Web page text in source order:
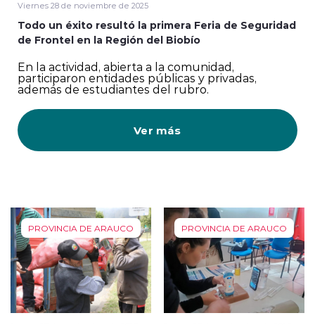
Viernes 28 de noviembre de 2025
Todo un éxito resultó la primera Feria de Seguridad
de Frontel en la Región del Biobío
En la actividad, abierta a la comunidad,
participaron entidades públicas y privadas,
además de estudiantes del rubro.
Ver más
PROVINCIA DE ARAUCO PROVINCIA DE ARAUCO